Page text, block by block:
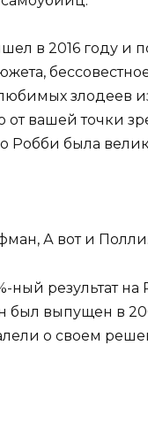
в 2016 году и
злодеев
вашей точки
Робби была
А вот и Полли.
ный результат
был выпущен в
о своем